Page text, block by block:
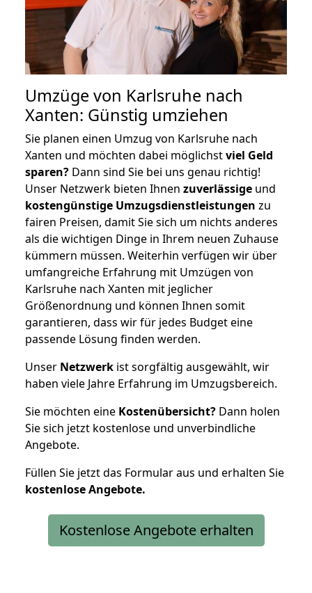
Umzüge von Karlsruhe nach
Xanten: Günstig umziehen
Sie planen einen Umzug von Karlsruhe nach
Xanten und möchten dabei möglichstviel Geld
sparen? Dann sind Sie bei uns genau richtig!
Unser Netzwerk bieten Ihnen zuverlässige und
kostengünstige Umzugsdienstleistungen zu
fairen Preisen, damit Sie sich um nichts anderes
als die wichtigen Dinge in Ihrem neuen Zuhause
kümmern müssen. Weiterhin verfügen wir über
umfangreiche Erfahrung mit Umzügen von
Karlsruhe nach Xanten mit jeglicher
Größenordnung und können Ihnen somit
garantieren, dass wir für jedes Budget eine
passende Lösung finden werden.
Unser Netzwerk ist sorgfältig ausgewählt, wir
haben viele Jahre Erfahrung im Umzugsbereich.
Sie möchten eine Kostenübersicht? Dann holen
Sie sich jetzt kostenlose und unverbindliche
Angebote.
Füllen Sie jetzt das Formular aus und erhalten Sie
kostenloseAngebote.
Kostenlose Angebote erhalten